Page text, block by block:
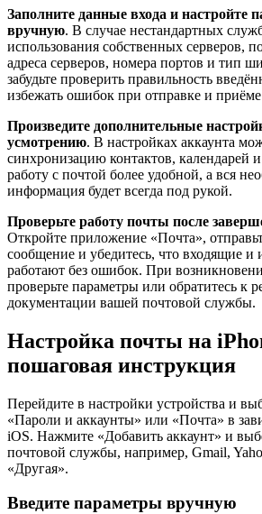
Заполните данные входа и настройте
вручную. В случае нестандартных
использования собственных серверов,
адреса серверов, номера портов и тип
забудьте проверить правильность
избежать ошибок при отправке и
Произведите дополнительные
усмотрению. В настройках аккаунта
синхронизацию контактов, календарей
работу с почтой более удобной, а вся
информация будет всегда под рукой.
Проверьте работу почты после
Откройте приложение «Почта»,
сообщение и убедитесь, что входящие и
работают без ошибок. При
проверьте параметры или обратитесь к
документации вашей почтовой службы.
Настройка почты на
пошаговая инструкция
Перейдите в настройки устройства и
«Пароли и аккаунты» или «Почта» в
iOS. Нажмите «Добавить аккаунт» и
почтовой службы, например, Gmail,
«Другая».
Введите параметры вручную